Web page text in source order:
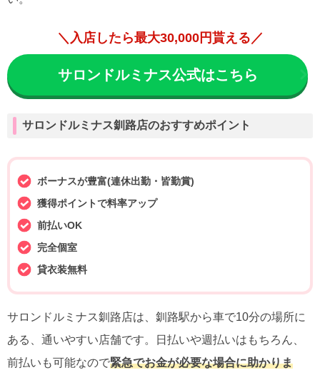
＼入店したら最大30,000円貰える／
サロンドルミナス公式はこちら
サロンドルミナス釧路店のおすすめポイント
ボーナスが豊富(連休出勤・皆勤賞)
獲得ポイントで料率アップ
前払いOK
完全個室
貸衣装無料
サロンドルミナス釧路店は、釧路駅から車で10分の場所に
ある、通いやすい店舗です。日払いや週払いはもちろん、
前払いも可能なので緊急でお金が必要な場合に助かりま